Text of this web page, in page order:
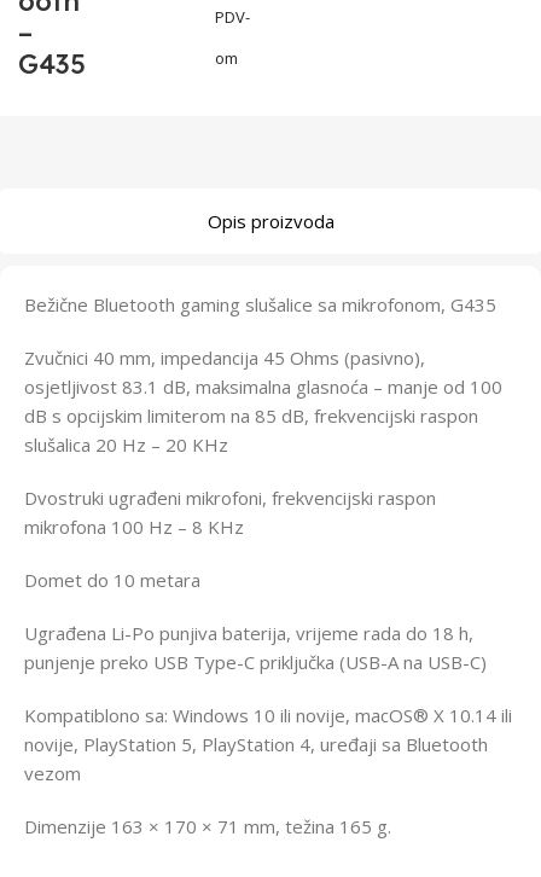
–
G435
PDV-
om
Opis proizvoda
Bežične Bluetooth gaming slušalice sa mikrofonom, G435
Zvučnici 40 mm, impedancija 45 Ohms (pasivno),
osjetljivost 83.1 dB, maksimalna glasnoća – manje od 100
dB s opcijskim limiterom na 85 dB, frekvencijski raspon
slušalica 20 Hz – 20 KHz
Dvostruki ugrađeni mikrofoni, frekvencijski raspon
mikrofona 100 Hz – 8 KHz
Domet do 10 metara
Ugrađena Li-Po punjiva baterija, vrijeme rada do 18 h,
punjenje preko USB Type-C priključka (USB-A na USB-C)
Kompatiblono sa: Windows 10 ili novije, macOS® X 10.14 ili
novije, PlayStation 5, PlayStation 4, uređaji sa Bluetooth
vezom
Dimenzije 163 × 170 × 71 mm, težina 165 g.